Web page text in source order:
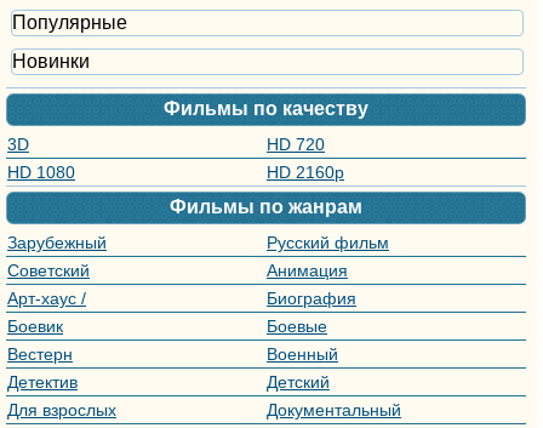
Популярные
Новинки
Фильмы по качеству
3D
HD 720
HD 1080
HD 2160р
Фильмы по жанрам
Зарубежный
фильм
Русский фильм
Советский
фильм
Анимация
Арт-хаус /
Авторское кино
Биография
Боевик
Боевые
искусства
Вестерн
Военный
Детектив
Детский
Для взрослых
Документальный